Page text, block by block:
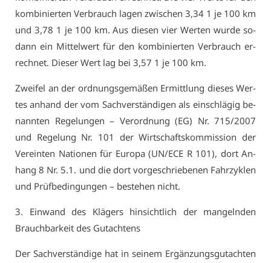
kom­bi­nier­ten Ver­brauch la­gen zwi­schen 3,34 1 je 100 km
und 3,78 1 je 100 km. Aus die­sen vier Wer­ten wur­de so­
dann ein Mit­tel­wert für den kom­bi­nier­ten Ver­brauch er­
rech­net. Die­ser Wert lag bei 3,57 1 je 100 km.
Zwei­fel an der ord­nungs­ge­mä­ßen Er­mitt­lung die­ses Wer­
tes an­hand der vom Sach­ver­stän­di­gen als ein­schlä­gig be­
nann­ten Re­ge­lun­gen – Ver­ord­nung (EG) Nr. 715/2007
und Re­ge­lung Nr. 101 der Wirt­schafts­kom­mis­si­on der
Ver­ein­ten Na­tio­nen für Eu­ro­pa (UN/ECE R 101), dort An­
hang 8 Nr. 5.1. und die dort vor­ge­schrie­be­nen Fahr­zy­klen
und Prüf­be­din­gun­gen – be­ste­hen nicht.
3. Ein­wand des Klä­gers hin­sicht­lich der man­geln­den
Brauch­bar­keit des Gut­ach­tens
Der Sach­ver­stän­di­ge hat in sei­nem Er­gän­zungs­gut­ach­ten